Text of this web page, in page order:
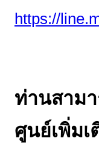
https://
ท่านสาม
ศูนย์เพิ่มเ